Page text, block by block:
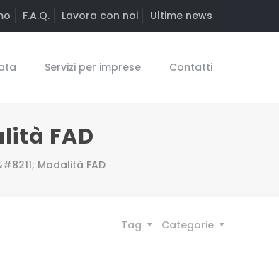
F.A.Q. Lavora con noi Ultime news
Servizi per imprese Contatti
FAD
Modalità FAD
Categorie
Tag